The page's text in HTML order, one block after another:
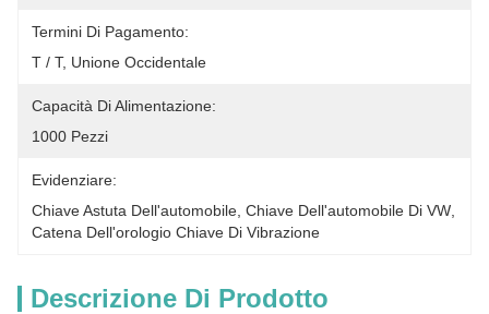
Termini Di Pagamento:
T / T, Unione Occidentale
Capacità Di Alimentazione:
1000 Pezzi
Evidenziare:
Chiave Astuta Dell'automobile Chiave Dell'automobile Di VW
Catena Dell'orologio Chiave Di Vibrazione
Descrizione Di Prodotto